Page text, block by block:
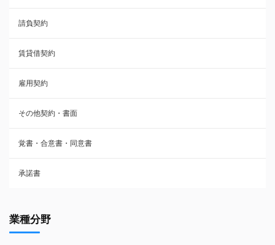
その他契約・書面
売買契約
株主総会議事録・関連書類
請負契約
フランチャイズ契約
賃貸借契約
請負契約
賃貸借契約
雇用契約
その他契約・書面
覚書・合意書・同意書
承諾書
業種分野